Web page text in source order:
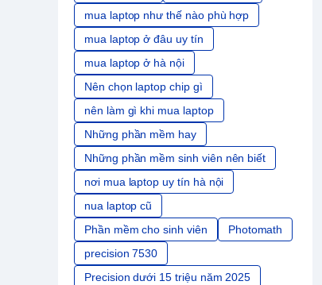
mua laptop như thế nào phù hợp
mua laptop ở đâu uy tín
mua laptop ở hà nội
Nên chọn laptop chip gì
nên làm gì khi mua laptop
Những phần mềm hay
Những phần mềm sinh viên nên biết
nơi mua laptop uy tín hà nội
nua laptop cũ
Phần mềm cho sinh viên
Photomath
precision 7530
Precision dưới 15 triệu năm 2025